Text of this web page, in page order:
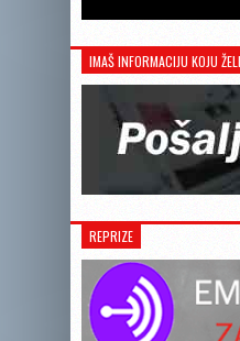
IMAŠ INFORMACIJU KOJU
REPRIZE